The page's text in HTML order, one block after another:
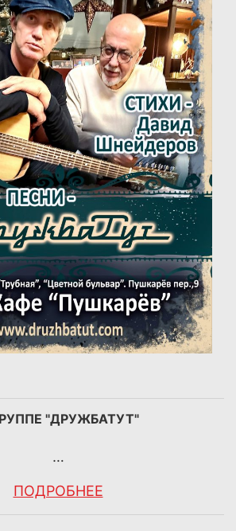
"ДРУЖБАТУТ"
…
ПОДРОБНЕЕ